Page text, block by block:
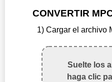
CONVERTIR
1) Cargar el archivo
Suelte los
haga clic